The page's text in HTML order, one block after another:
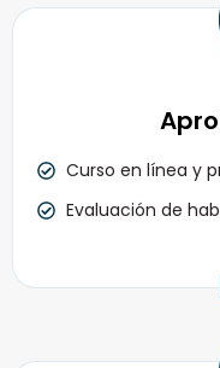
Curso en línea y
Evaluación de